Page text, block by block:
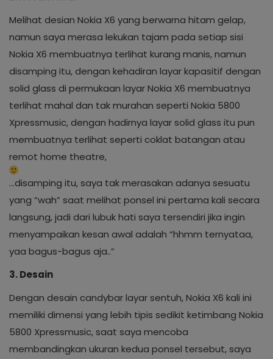
Melihat desian Nokia X6 yang berwarna hitam gelap,
namun saya merasa lekukan tajam pada setiap sisi
Nokia X6 membuatnya terlihat kurang manis, namun
disamping itu, dengan kehadiran layar kapasitif dengan
solid glass di permukaan layar Nokia X6 membuatnya
terlihat mahal dan tak murahan seperti Nokia 5800
Xpressmusic, dengan hadirnya layar solid glass itu pun
membuatnya terlihat seperti coklat batangan atau
remot home theatre,
...disamping itu, saya tak merasakan adanya sesuatu
yang “wah” saat melihat ponsel ini pertama kali secara
langsung, jadi dari lubuk hati saya tersendiri jika ingin
menyampaikan kesan awal adalah “hhmm ternyataa,
yaa bagus-bagus aja..”
3. Desain
Dengan desain candybar layar sentuh, Nokia X6 kali ini
memiliki dimensi yang lebih tipis sedikit ketimbang Nokia
5800 Xpressmusic, saat saya mencoba
membandingkan ukuran kedua ponsel tersebut, saya